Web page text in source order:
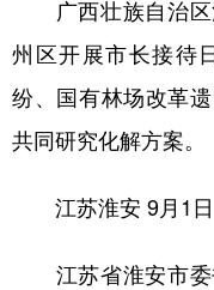
广西壮族自治区
州区开展市长接待
纷、国有林场改革
共同研究化解方案。
江苏淮安 9月1
江苏省淮安市委